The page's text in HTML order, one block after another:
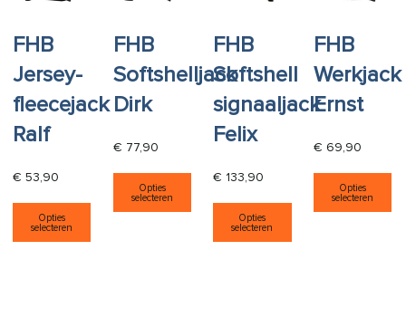
FHB
Jersey-
fleecejack
Ralf
€ 53,90
Opties
selecteren
Dit product heeft meerdere variaties. Deze optie
FHB
Softshelljack
Dirk
€ 77,90
Opties
selecteren
Dit product heeft meerdere
FHB
Softshell
signaaljack
Felix
€ 133,90
Opties
selecteren
Dit product heeft
FHB
Werkjack
Ernst
€ 69,90
Opties
selecteren